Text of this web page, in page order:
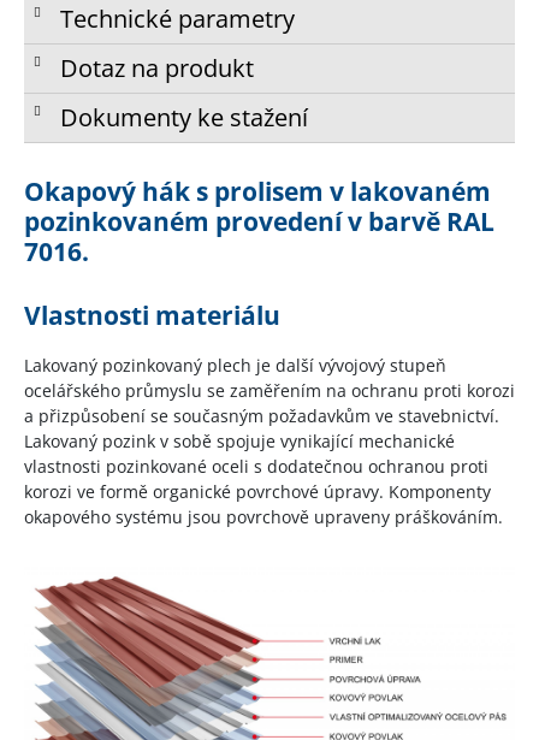
Technické parametry
Dotaz na produkt
Dokumenty ke stažení
Okapový hák s prolisem v lakovaném
pozinkovaném provedení v barvě RAL
7016.
Vlastnosti materiálu
Lakovaný pozinkovaný plech je další vývojový stupeň
ocelářského průmyslu se zaměřením na ochranu proti korozi
a přizpůsobení se současným požadavkům ve stavebnictví.
Lakovaný pozink v sobě spojuje vynikající mechanické
vlastnosti pozinkované oceli s dodatečnou ochranou proti
korozi ve formě organické povrchové úpravy. Komponenty
okapového systému jsou povrchově upraveny práškováním.